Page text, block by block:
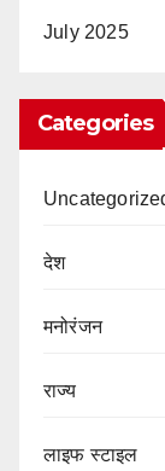
July 2025
Categories
देश
मनोरंजन
राज्य
लाइफ स्टाइल